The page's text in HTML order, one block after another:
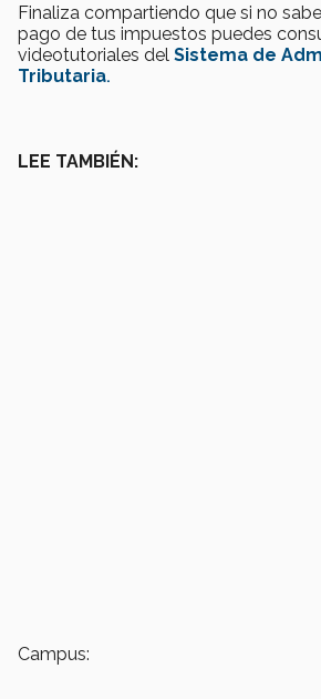
Finaliza compartiendo que si no
pago de tus impuestos puedes
videotutoriales del Sistema de
Tributaria.
LEE TAMBIÉN:
Campus: